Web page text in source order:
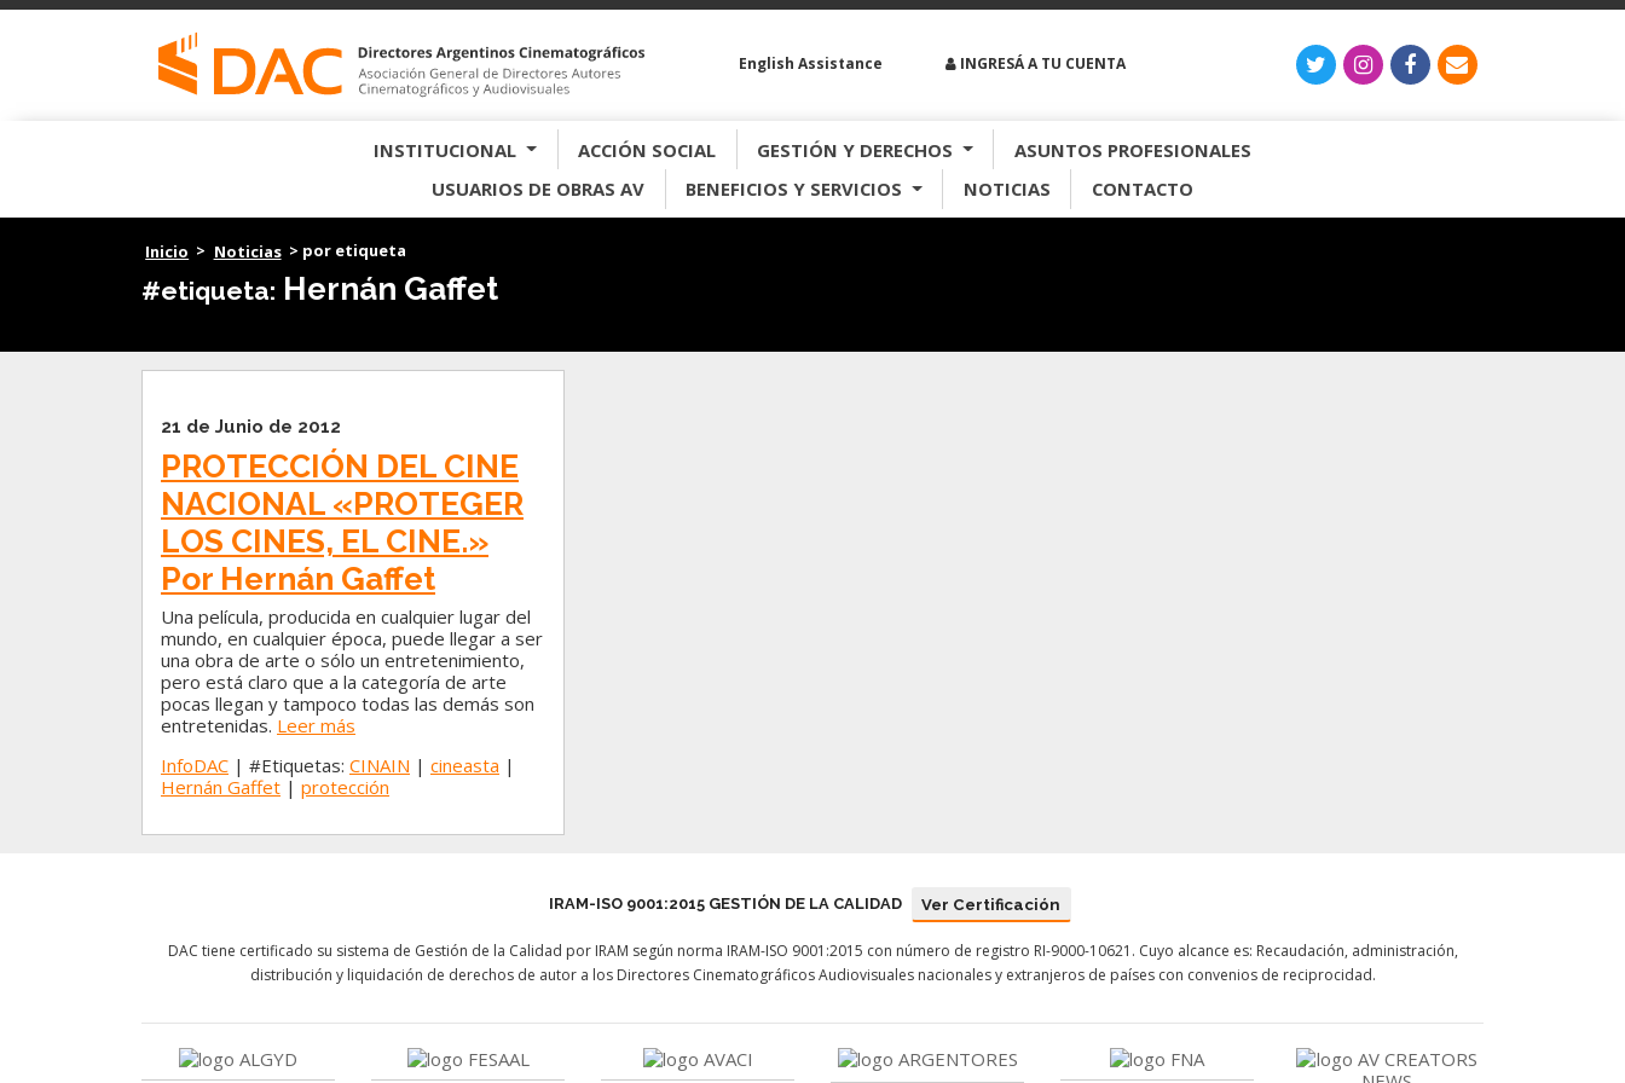
English Assistance INGRESÁ A TU CUENTA
INSTITUCIONAL ACCIÓN SOCIAL GESTIÓN Y DERECHOS
ASUNTOS PROFESIONALES
USUARIOS DE OBRAS AV
BENEFICIOS Y SERVICIOS NOTICIAS CONTACTO
Inicio > Noticias > por etiqueta
#etiqueta: Hernán Gaffet
21 de Junio de 2012
PROTECCIÓN DEL CINE
NACIONAL «PROTEGER
LOS CINES, EL CINE.»
Por Hernán Gaffet
Una película, producida en cualquier lugar del
mundo, en cualquier época, puede llegar a ser
una obra de arte o sólo un entretenimiento,
pero está claro que a la categoría de arte
pocas llegan y tampoco todas las demás son
entretenidas. Leer más
InfoDAC | #Etiquetas: CINAIN | cineasta |
Hernán Gaffet | protección
IRAM-ISO 9001:2015 GESTIÓN DE LA CALIDAD Ver Certificación
DAC tiene certificado su sistema de Gestión de la Calidad por IRAM según norma IRAM-ISO 9001:2015 con número de registro RI-9000-10621. Cuyo alcance es: Recaudación, administración,
distribución y liquidación de derechos de autor a los Directores Cinematográficos Audiovisuales nacionales y extranjeros de países con convenios de reciprocidad.